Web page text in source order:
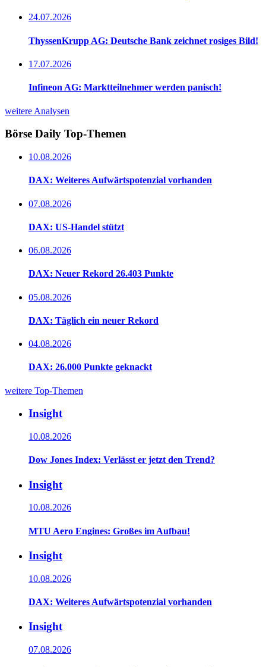
24.07.2026
ThyssenKrupp AG: Deutsche Bank zeichnet rosiges Bild!
17.07.2026
Infineon AG: Marktteilnehmer werden panisch!
weitere Analysen
Börse Daily Top-Themen
10.08.2026
DAX: Weiteres Aufwärtspotenzial vorhanden
07.08.2026
DAX: US-Handel stützt
06.08.2026
DAX: Neuer Rekord 26.403 Punkte
05.08.2026
DAX: Täglich ein neuer Rekord
04.08.2026
DAX: 26.000 Punkte geknackt
weitere Top-Themen
Insight
10.08.2026
Dow Jones Index: Verlässt er jetzt den Trend?
Insight
10.08.2026
MTU Aero Engines: Großes im Aufbau!
Insight
10.08.2026
DAX: Weiteres Aufwärtspotenzial vorhanden
Insight
07.08.2026